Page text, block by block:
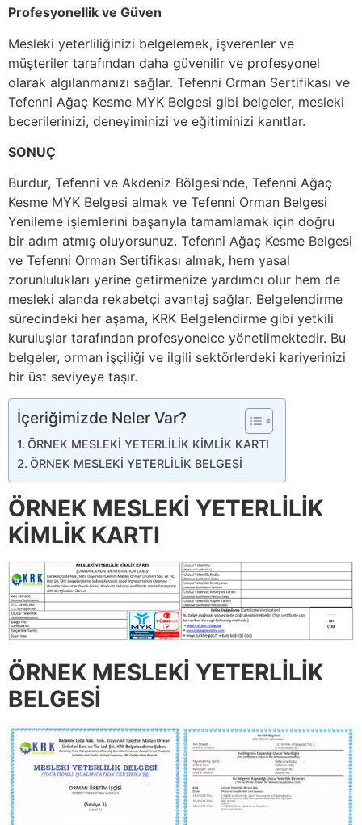
Profesyonellik ve Güven
Mesleki yeterliliğinizi belgelemek, işverenler ve
müşteriler tarafından daha güvenilir ve profesyonel
olarak algılanmanızı sağlar. Tefenni Orman Sertifikası ve
Tefenni Ağaç Kesme MYK Belgesi gibi belgeler, mesleki
becerilerinizi, deneyiminizi ve eğitiminizi kanıtlar.
SONUÇ
Burdur, Tefenni ve Akdeniz Bölgesi’nde, Tefenni Ağaç
Kesme MYK Belgesi almak ve Tefenni Orman Belgesi
Yenileme işlemlerini başarıyla tamamlamak için doğru
bir adım atmış oluyorsunuz. Tefenni Ağaç Kesme Belgesi
ve Tefenni Orman Sertifikası almak, hem yasal
zorunlulukları yerine getirmenize yardımcı olur hem de
mesleki alanda rekabetçi avantaj sağlar. Belgelendirme
sürecindeki her aşama, KRK Belgelendirme gibi yetkili
kuruluşlar tarafından profesyonelce yönetilmektedir. Bu
belgeler, orman işçiliği ve ilgili sektörlerdeki kariyerinizi
bir üst seviyeye taşır.
İçeriğimizde Neler Var?
ÖRNEK MESLEKİ YETERLİLİK KİMLİK KARTI
ÖRNEK MESLEKİ YETERLİLİK BELGESİ
ÖRNEK MESLEKİ YETERLİLİK
KİMLİK KARTI
ÖRNEK MESLEKİ YETERLİLİK
BELGESİ